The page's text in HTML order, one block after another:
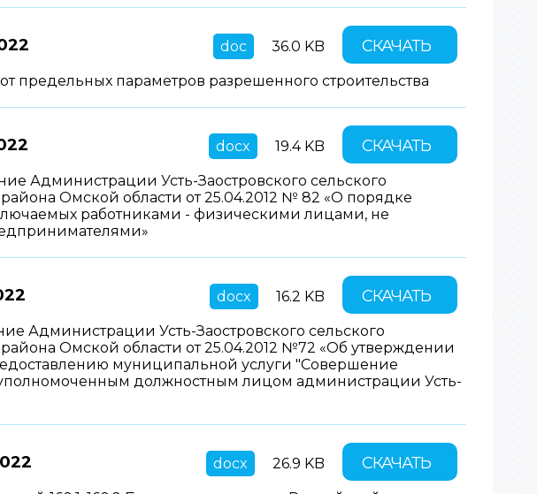
doc 36.0 KB СКАЧАТЬ
предельных параметров разрешенного строительства
docx 19.4 KB СКАЧАТЬ
Администрации Усть-Заостровского сельского
Омской области от 25.04.2012 № 82 «О порядке
работниками - физическими лицами, не
docx 16.2 KB СКАЧАТЬ
Администрации Усть-Заостровского сельского
Омской области от 25.04.2012 №72 «Об утверждении
муниципальной услуги "Совершение
должностным лицом администрации Усть-
docx 26.9 KB СКАЧАТЬ